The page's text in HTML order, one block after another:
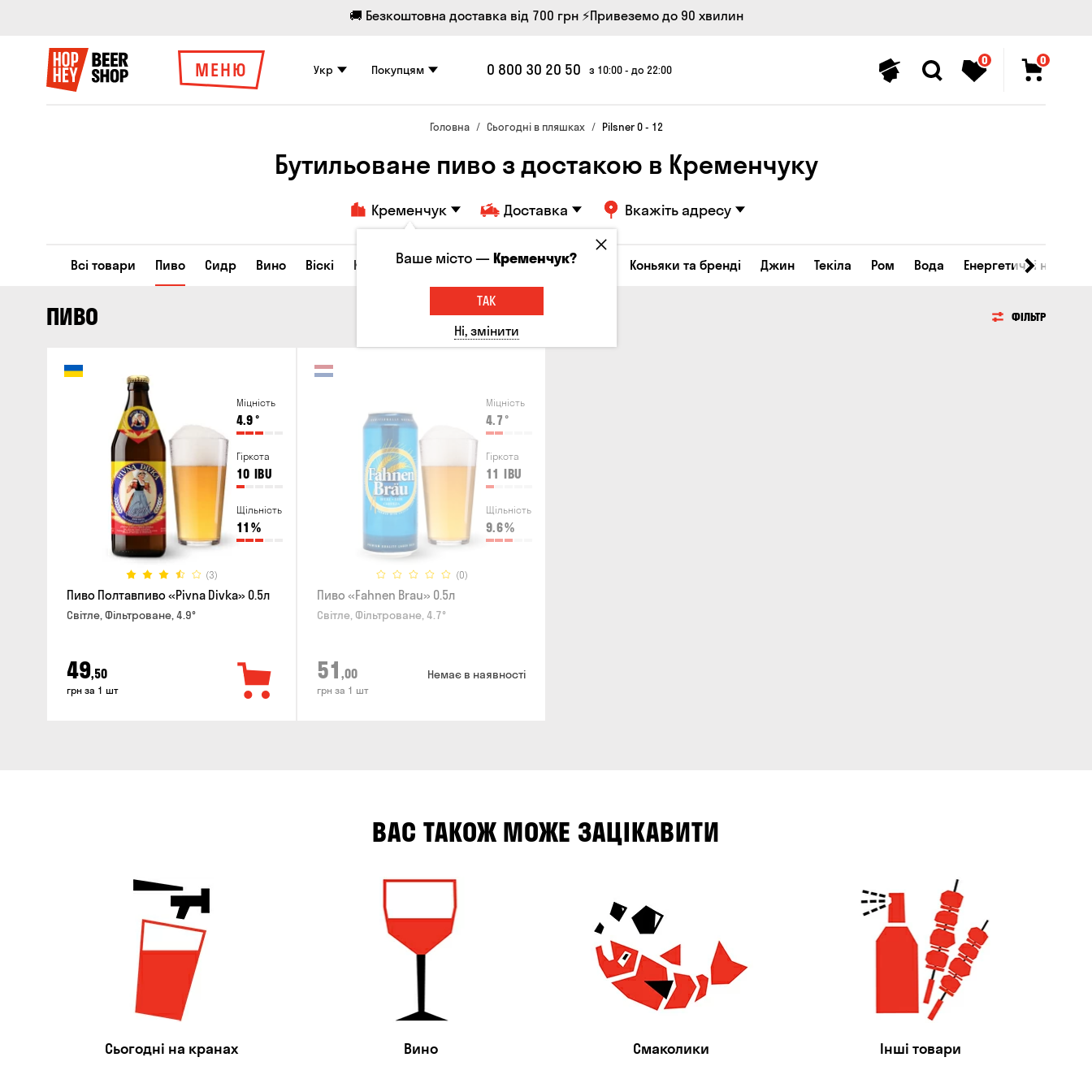
🚚 Безкоштовна доставка від 700 грн ⚡Привеземо до 90 хвилин
МЕНЮ Укр Покупцям 0 800 30 20 50 з 10:00 - до 22:00
0 0
Головна Сьогодні в пляшках Pilsner 0 - 12
Бутильоване пиво з достакою в Кременчуку
Кременчук Доставка Вкажіть адресу
Всі товари Пиво Сидр Вино Віскі Коктейлі Соджу Лікери та настоянки Коньяки та бренді Джин Текіла Ром Вода Енергетичні напої
ПИВО ФІЛЬТР
Міцність
4.9°
Гіркота
10 IBU
Щільність
11 %
(3)
Пиво Полтавпиво «Pivna Divka» 0.5л
Світле, Фільтроване, 4.9°
49,50
грн за 1 шт
Міцність
4.7 °
Гіркота
11 IBU
Щільність
9.6%
(0)
Пиво «Fahnen Brau» 0.5л
Світле, Фільтроване, 4.7°
51 ,00
грн за 1 шт
Немає в наявності
ВАС ТАКОЖ МОЖЕ ЗАЦІКАВИТИ
Сьогодні на кранах Вино Смаколики Інші товари
Ваше місто —Кременчук?
ТАК
Ні, змінити